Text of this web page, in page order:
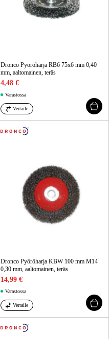
Dronco Pyöröharja RB6 75x6 mm 0,40
mm, aaltomainen, teräs
4,48 €
Varastossa
Vertaile
Dronco Pyöröharja KBW 100 mm M14
0,30 mm, aaltomainen, teräs
14,99 €
Varastossa
Vertaile